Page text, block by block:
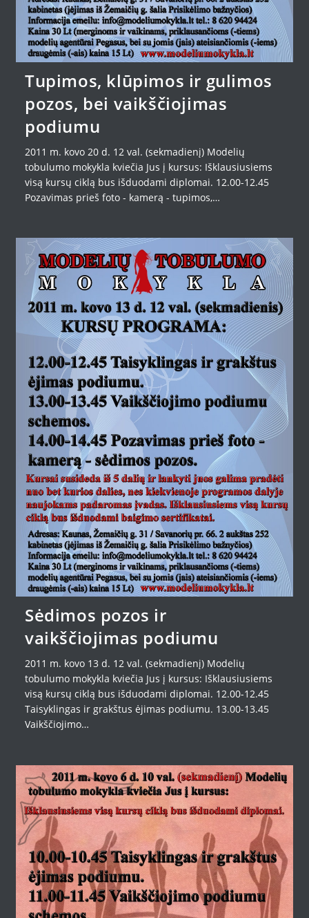
Tupimos, klūpimos ir gulimos
pozos, bei vaikščiojimas
podiumu
2011 m. kovo 20 d. 12 val. (sekmadienį) Modelių
tobulumo mokykla kviečia Jus į kursus: Išklausiusiems
visą kursų ciklą bus išduodami diplomai. 12.00-12.45
Pozavimas prieš foto - kamerą - tupimos,…
Sėdimos pozos ir
vaikščiojimas podiumu
2011 m. kovo 13 d. 12 val. (sekmadienį) Modelių
tobulumo mokykla kviečia Jus į kursus: Išklausiusiems
visą kursų ciklą bus išduodami diplomai. 12.00-12.45
Taisyklingas ir grakštus ėjimas podiumu. 13.00-13.45
Vaikščiojimo…